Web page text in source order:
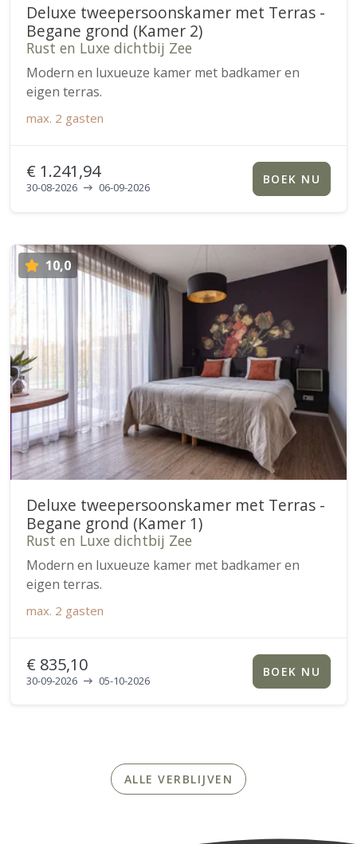
Deluxe tweepersoonskamer met Terras -
Begane grond (Kamer 2)
Rust en Luxe dichtbij Zee
Modern en luxueuze kamer met badkamer en
eigen terras.
max. 2 gasten
€ 1.241,94
30-08-2026 06-09-2026
BOEK NU
10,0
Deluxe tweepersoonskamer met Terras -
Begane grond (Kamer 1)
Rust en Luxe dichtbij Zee
Modern en luxueuze kamer met badkamer en
eigen terras.
max. 2 gasten
€ 835,10
30-09-2026 05-10-2026
BOEK NU
ALLE VERBLIJVEN